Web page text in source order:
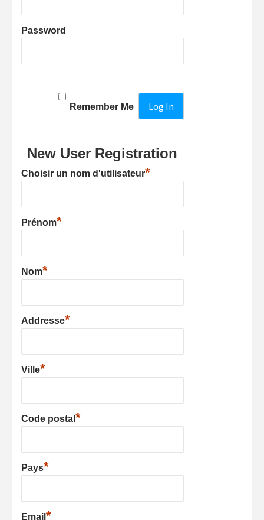
Password
Remember Me
New User Registration
Choisir un nom d'utilisateur*
Prénom*
Nom*
Addresse*
Ville*
Code postal *
Pays*
Email *